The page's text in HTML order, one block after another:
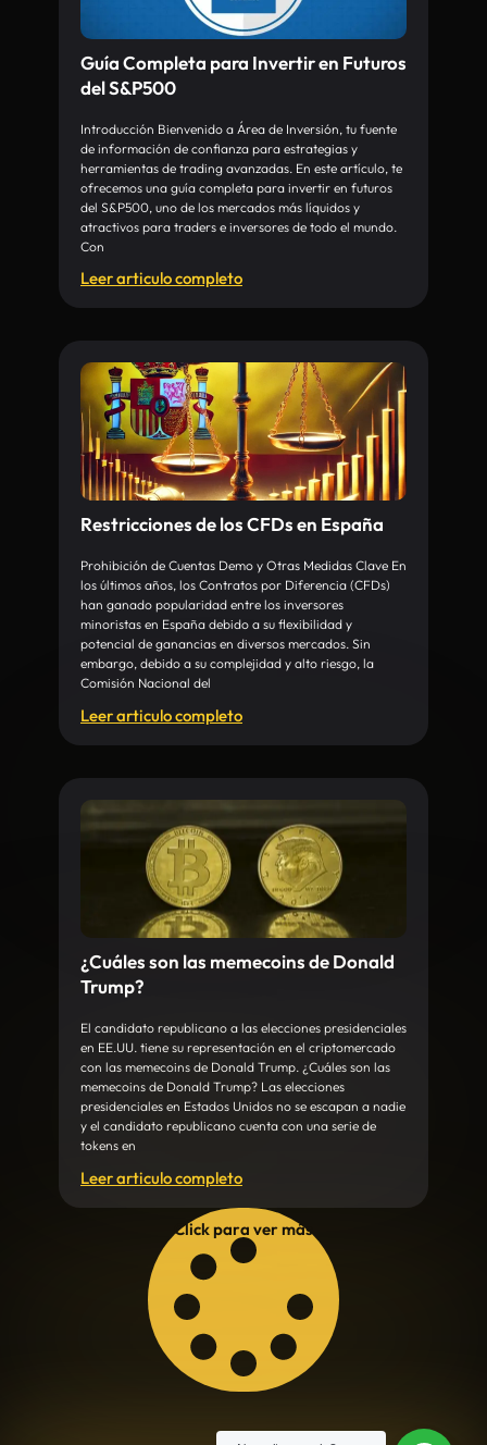
Guía Completa para Invertir en Futuros
del S&P500
Introducción Bienvenido a Área de Inversión, tu fuente
de información de confianza para estrategias y
herramientas de trading avanzadas. En este artículo, te
ofrecemos una guía completa para invertir en futuros
del S&P500, uno de los mercados más líquidos y
atractivos para traders e inversores de todo el mundo.
Con
Leer articulo completo
Restricciones de los CFDs en España
Prohibición de Cuentas Demo y Otras Medidas Clave En
los últimos años, los Contratos por Diferencia (CFDs)
han ganado popularidad entre los inversores
minoristas en España debido a su flexibilidad y
potencial de ganancias en diversos mercados. Sin
embargo, debido a su complejidad y alto riesgo, la
Comisión Nacional del
Leer articulo completo
¿Cuáles son las memecoins de Donald
Trump?
El candidato republicano a las elecciones presidenciales
en EE.UU. tiene su representación en el criptomercado
con las memecoins de Donald Trump. ¿Cuáles son las
memecoins de Donald Trump? Las elecciones
presidenciales en Estados Unidos no se escapan a nadie
y el candidato republicano cuenta con una serie de
tokens en
Leer articulo completo
Click para ver más